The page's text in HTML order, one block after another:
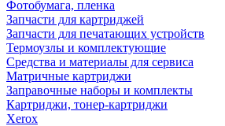
Фотобумага, пленка
Запчасти для картриджей
Запчасти для печатающих устройств
Термоузлы и комплектующие
Средства и материалы для сервиса
Матричные картриджи
Заправочные наборы и комплекты
Картриджи, тонер-картриджи
Xerox